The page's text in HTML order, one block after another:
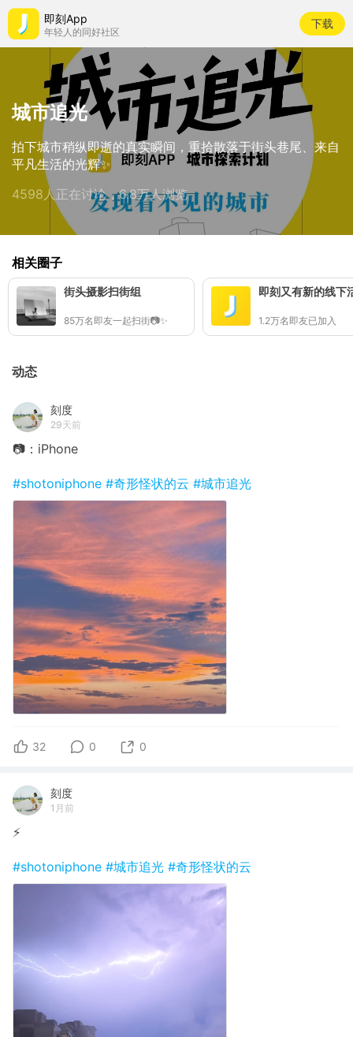
即刻App
年轻人的同好社区
下载
城市追光
拍下城市稍纵即逝的真实瞬间，重拾散落于街头巷尾、来自
平凡生活的光辉✨
4598人正在讨论，6.8万人浏览
相关圈子
街头摄影扫街组
85万名即友一起扫街📷✨
即刻又有新的线下
1.2万名即友已加入
动态
刻度
29天前
📷：iPhone
#shotoniphone #奇形怪状的云 #城市追光
32 0 0
刻度
1月前
⚡️
#shotoniphone #城市追光 #奇形怪状的云